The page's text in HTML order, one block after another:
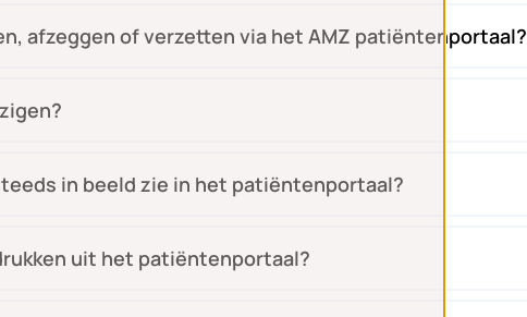
afzeggen of verzetten via het AMZ patiëntenportaal?
in beeld zie in het patiëntenportaal?
uit het patiëntenportaal?